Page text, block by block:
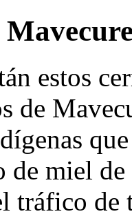
estos
de
de miel
tráfico de